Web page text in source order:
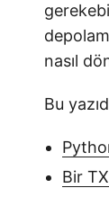
nasıl
Bu
Bir